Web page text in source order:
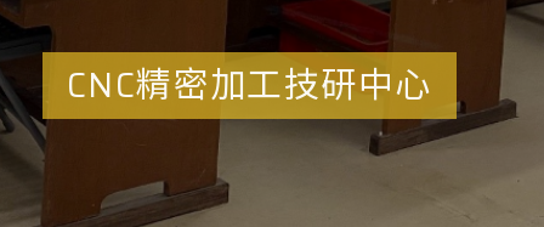
CNC精密加工技研中心